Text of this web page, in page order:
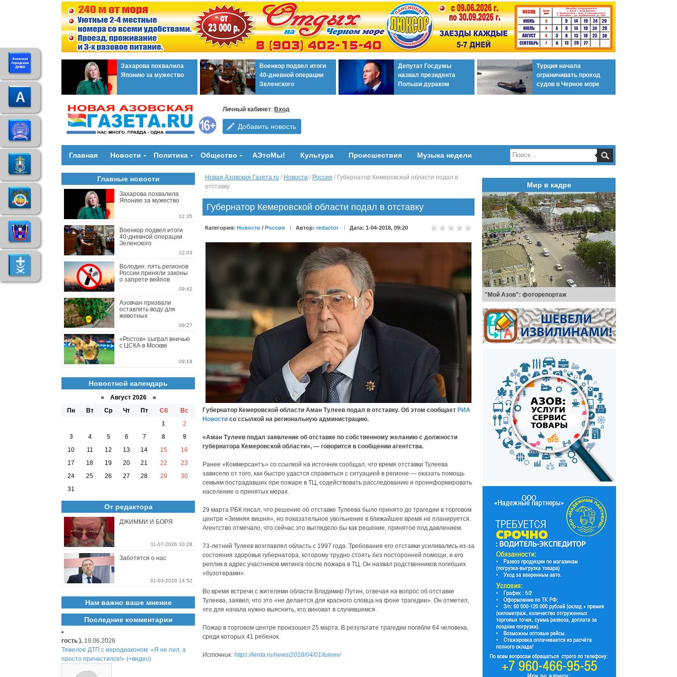
Захарова похвалила
Японию за мужество
Военкор подвел итоги
40-дневной операции
Зеленского
Депутат Госдумы
назвал президента
Польши дураком
Турция начала
ограничивать проход
судов в Черное море
Личный кабинет: Вход
Добавить новость
Главная Новости Политика Общество АЭтоМы! Культура Происшествия Музыка недели
Новая Азовская Газета.ru / Новости / Россия / Губернатор Кемеровской области подал в
отставку
Губернатор Кемеровской области подал в отставку
Категория: Новости / Россия Автор: redactor Дата: 1-04-2018, 09:20
Губернатор Кемеровской области Аман Тулеев подал в отставку. Об этом сообщает РИА
Новости со ссылкой на региональную администрацию.
«Аман Тулеев подал заявление об отставке по собственному желанию с должности
губернатора Кемеровской области», — говорится в сообщении агентства.
Ранее «Коммерсантъ» со ссылкой на источник сообщал, что время отставки Тулеева
зависело от того, как быстро удастся справиться с ситуацией в регионе — оказать помощь
семьям пострадавших при пожаре в ТЦ, содействовать расследованию и проинформировать
население о принятых мерах.
29 марта РБК писал, что решение об отставке Тулеева было принято до трагедии в торговом
центре «Зимняя вишня», но показательное увольнение в ближайшее время не планируется.
Агентство отмечало, что сейчас это выглядело бы как решение, принятое под давлением.
73-летний Тулеев возглавлял область с 1997 года. Требования его отставки усиливались из-за
состояния здоровья губернатора, которому трудно стоять без посторонней помощи, и его
реплик в адрес участников митинга после пожара в ТЦ. Он назвал родственников погибших
«бузотерами».
Во время встречи с жителями области Владимир Путин, отвечая на вопрос об отставке
Тулеева, заявил, что это «не делается для красного словца на фоне трагедии». Он отметил,
что для начала нужно выяснить, кто виноват в случившемся.
Пожар в торговом центре произошел 25 марта. В результате трагедии погибли 64 человека,
среди которых 41 ребенок.
Источник: https://lenta.ru/news/2018/04/01/tuleev/
Главные новости
Захарова похвалила
Японию за мужество
12:35
Военкор подвел итоги
40-дневной операции
Зеленского
12:03
Володин: пять регионов
России приняли законы
о запрете вейпов
09:42
Азовчан призвали
оставлять воду для
животных
09:27
«Ростов» сыграл вничью
с ЦСКА в Москве
09:18
Новостной календарь
« Август 2026 »
Пн
Вт Ср Чт Пт Сб
Вс
1
2
3
4 5 6 7 8
9
10
11 12 13 14 15
16
17
18 19 20 21 22
23
24
25 26 27 28 29
30
31
От редактора
ДЖИММИ И БОРЯ
11-07-2026 10:28
Заботятся о нас
31-03-2026 14:52
Нам важно ваше мнение
Последние комментарии
гость ). 19.06.2026
Тяжелое ДТП с иеродиаконом: «Я не пил, а
просто причастился!» (+видео)
Мир в кадре
"Мой Азов": фоторепортаж